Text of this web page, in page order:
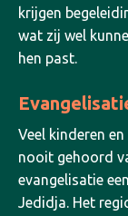
krijgen
wat zij wel
hen past.
Veel kinderen
nooit gehoord
evangelisatie
Jedidja. Het